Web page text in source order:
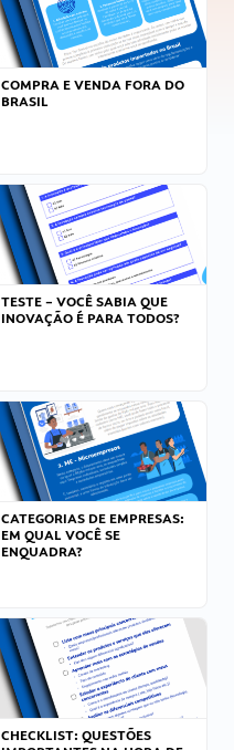
COMPRA E VENDA FORA DO
BRASIL
TESTE – VOCÊ SABIA QUE
INOVAÇÃO É PARA TODOS?
CATEGORIAS DE EMPRESAS:
EM QUAL VOCÊ SE
ENQUADRA?
CHECKLIST: QUESTÕES